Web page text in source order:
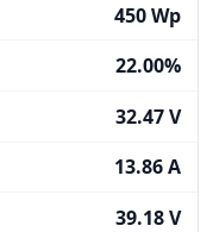
450 Wp
22.00%
32.47 V
13.86 A
39.18 V